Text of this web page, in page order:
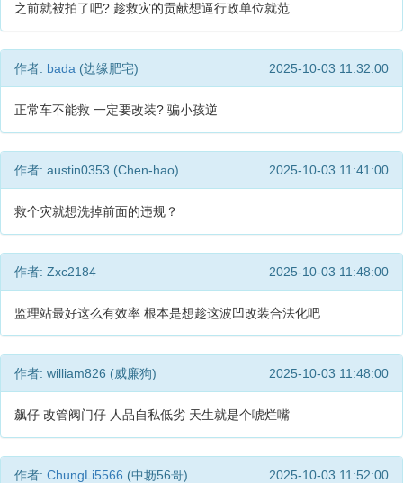
之前就被拍了吧? 趁救灾的贡献想逼行政单位就范
作者: bada (边缘肥宅) 2025-10-03 11:32:00
正常车不能救 一定要改装? 骗小孩逆
作者: austin0353 (Chen-hao) 2025-10-03 11:41:00
救个灾就想洗掉前面的违规？
作者: Zxc2184 2025-10-03 11:48:00
监理站最好这么有效率 根本是想趁这波凹改装合法化吧
作者: william826 (威廉狗) 2025-10-03 11:48:00
飙仔 改管阀门仔 人品自私低劣 天生就是个唬烂嘴
作者: ChungLi5566 (中坜56哥) 2025-10-03 11:52:00